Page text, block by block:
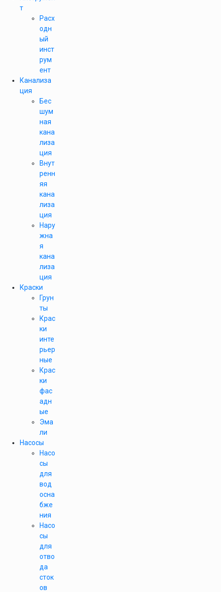
т
Расх
одн
ый
инст
рум
ент
Канализа
ция
Бес
шум
ная
кана
лиза
ция
Внут
ренн
яя
кана
лиза
ция
Нару
жна
я
кана
лиза
ция
Краски
Грун
ты
Крас
ки
инте
рьер
ные
Крас
ки
фас
адн
ые
Эма
ли
Насосы
Насо
сы
для
вод
осна
бже
ния
Насо
сы
для
отво
да
сток
ов